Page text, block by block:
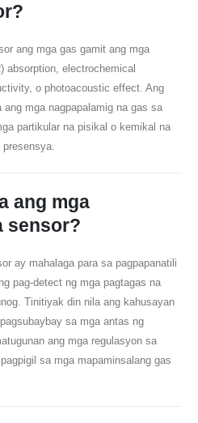
ang mga gas gamit ang mga
absorption, electrochemical
o photoacoustic effect. Ang
mga nagpapalamig na gas sa
partikular na pisikal o kemikal na
presensya.
ang mga
sensor?
ay mahalaga para sa pagpapanatili
pag-detect ng mga pagtagas na
Tinitiyak din nila ang kahusayan
sa mga antas ng
ang mga regulasyon sa
sa mga mapaminsalang gas